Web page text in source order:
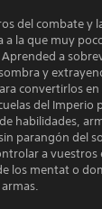
del combate y
a la que muy
a
y
convertirlos en
del Imperio
habilidades,
parangón del
a
los mentat o